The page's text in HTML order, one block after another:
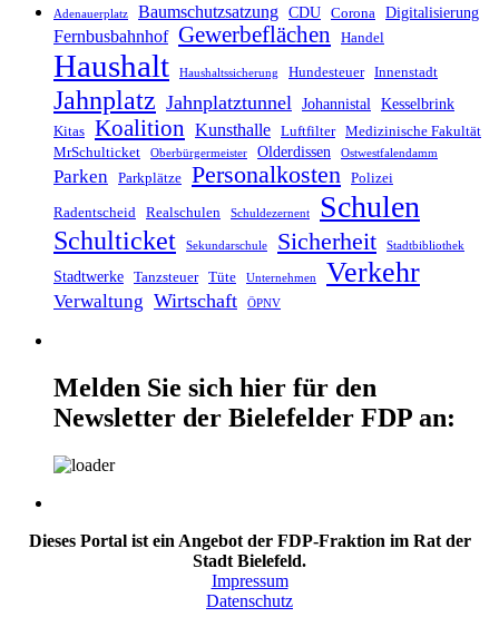
Adenauerplatz Baumschutzsatzung CDU Corona Digitalisierung
Fernbusbahnhof Gewerbeflächen Handel
Haushalt Haushaltssicherung Hundesteuer Innenstadt
Jahnplatz Jahnplatztunnel Johannistal Kesselbrink
Kitas Koalition Kunsthalle Luftfilter
Medizinische Fakultät
MrSchulticket
Oberbürgermeister Olderdissen Ostwestfalendamm
Parken Parkplätze Personalkosten Polizei
Radentscheid Realschulen Schuldezernent Schulen
Schulticket Sekundarschule Sicherheit Stadtbibliothek
Stadtwerke Tanzsteuer Tüte Unternehmen Verkehr
Verwaltung Wirtschaft ÖPNV
Melden Sie sich hier für den
Newsletter der Bielefelder FDP an:
Dieses Portal ist ein Angebot der FDP-Fraktion im Rat der
Stadt Bielefeld.
Impressum
Datenschutz